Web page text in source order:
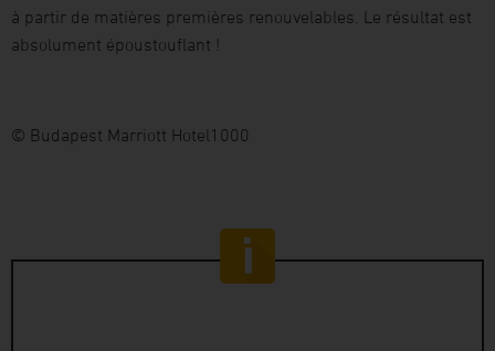
à partir de matières premières renouvelables. Le résultat est
absolument époustouflant !
© Budapest Marriott Hotel1000